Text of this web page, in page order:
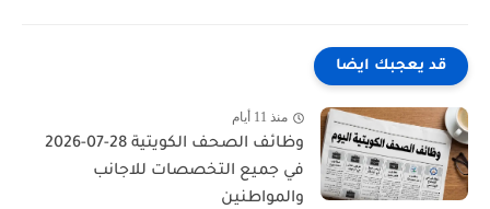
قد يعجبك ايضا
منذ 11 أيام
وظائف الصحف الكويتية 28-07-2026
في جميع التخصصات للاجانب
والمواطنين